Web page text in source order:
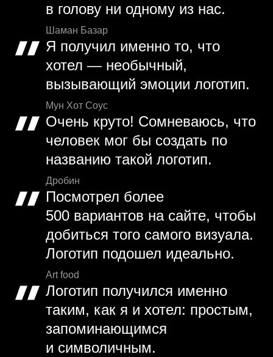
в голову ни одному из нас.
Шаман Базар
Я получил именно то, что
хотел — необычный,
вызывающий эмоции логотип.
Мун Хот Соус
Очень круто! Сомневаюсь, что
человек мог бы создать по
названию такой логотип.
Дробин
Посмотрел более
500 вариантов на сайте, чтобы
добиться того самого визуала.
Логотип подошел идеально.
Art food
Логотип получился именно
таким, как я и хотел: простым,
запоминающимся
и символичным.